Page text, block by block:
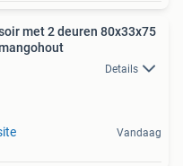
met 2 deuren 80x33x75
Details
Vandaag